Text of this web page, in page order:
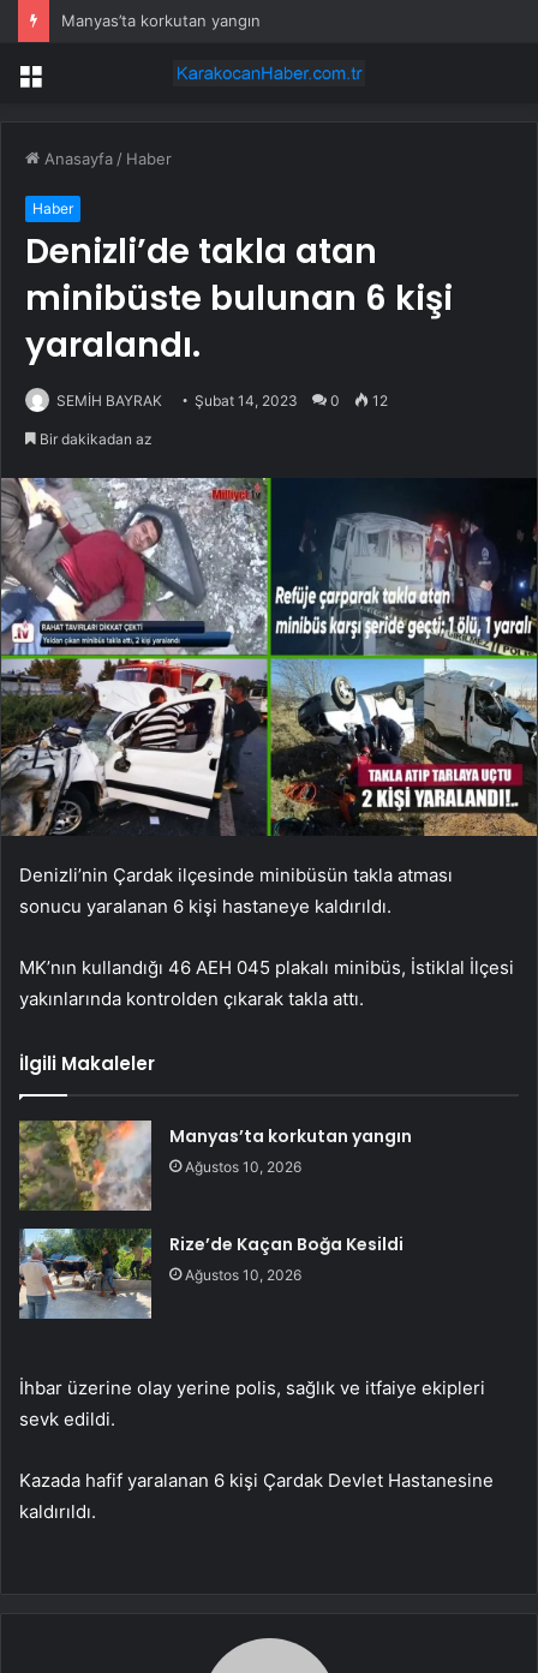
Manyas’ta korkutan yangın
Menü
Anasayfa / Haber
Haber
Denizli’de takla atan
minibüste bulunan 6 kişi
yaralandı.
SEMİH BAYRAK Şubat 14, 2023 0 12
Bir dakikadan az
Denizli’nin Çardak ilçesinde minibüsün takla atması
sonucu yaralanan 6 kişi hastaneye kaldırıldı.
MK’nın kullandığı 46 AEH 045 plakalı minibüs, İstiklal İlçesi
yakınlarında kontrolden çıkarak takla attı.
İlgili Makaleler
Manyas’ta korkutan yangın
Ağustos 10, 2026
Rize’de Kaçan Boğa Kesildi
Ağustos 10, 2026
İhbar üzerine olay yerine polis, sağlık ve itfaiye ekipleri
sevk edildi.
Kazada hafif yaralanan 6 kişi Çardak Devlet Hastanesine
kaldırıldı.